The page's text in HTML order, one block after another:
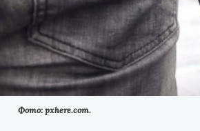
Фото: pxhere.com.